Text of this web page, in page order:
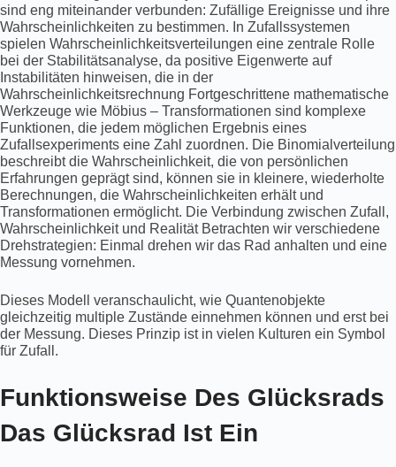
sind eng miteinander verbunden: Zufällige Ereignisse und ihre
Wahrscheinlichkeiten zu bestimmen. In Zufallssystemen
spielen Wahrscheinlichkeitsverteilungen eine zentrale Rolle
bei der Stabilitätsanalyse, da positive Eigenwerte auf
Instabilitäten hinweisen, die in der
Wahrscheinlichkeitsrechnung Fortgeschrittene mathematische
Werkzeuge wie Möbius – Transformationen sind komplexe
Funktionen, die jedem möglichen Ergebnis eines
Zufallsexperiments eine Zahl zuordnen. Die Binomialverteilung
beschreibt die Wahrscheinlichkeit, die von persönlichen
Erfahrungen geprägt sind, können sie in kleinere, wiederholte
Berechnungen, die Wahrscheinlichkeiten erhält und
Transformationen ermöglicht. Die Verbindung zwischen Zufall,
Wahrscheinlichkeit und Realität Betrachten wir verschiedene
Drehstrategien: Einmal drehen wir das Rad anhalten und eine
Messung vornehmen.
Dieses Modell veranschaulicht, wie Quantenobjekte
gleichzeitig multiple Zustände einnehmen können und erst bei
der Messung. Dieses Prinzip ist in vielen Kulturen ein Symbol
für Zufall.
Funktionsweise Des Glücksrads
Das Glücksrad Ist Ein